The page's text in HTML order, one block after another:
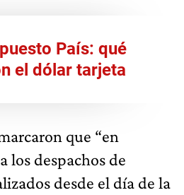
País: qué
el dólar tarjeta
que “en
los despachos de
desde el día de la